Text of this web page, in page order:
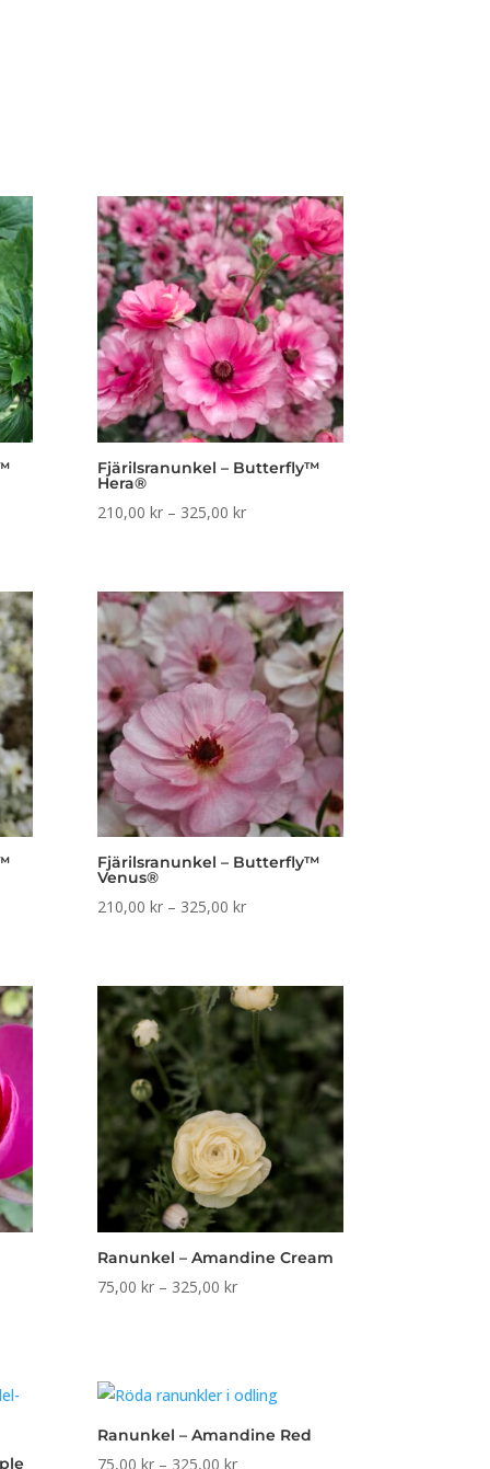
Fjärilsranunkel – Butterfly™
Hera®
210,00kr – 325,00krPrisintervall:
325,00 kr
Fjärilsranunkel – Butterfly™
Venus®
210,00kr – 325,00krPrisintervall:
325,00 kr
Ranunkel – Amandine Cream
75,00kr – 325,00krPrisintervall:
Ranunkel – Amandine Red
75,00kr – 325,00krPrisintervall: